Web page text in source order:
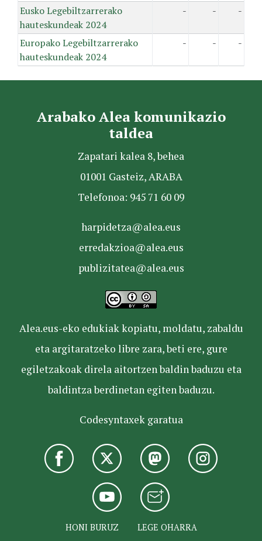
Eusko Legebiltzarrerako
hauteskundeak 2024
- - -
Europako Legebiltzarrerako
hauteskundeak 2024
- - -
Arabako Alea komunikazio
taldea
Zapatari kalea 8, behea
01001 Gasteiz, ARABA
Telefonoa: 945 71 60 09
harpidetza@alea.eus
erredakzioa@alea.eus
publizitatea@alea.eus
Alea.eus-eko edukiak kopiatu, moldatu, zabaldu
eta argitaratzeko libre zara, beti ere, gure
egiletzakoak direla aitortzen baldin baduzu eta
baldintza berdinetan egiten baduzu.
Codesyntaxek garatua
HONI BURUZ
LEGE OHARRA